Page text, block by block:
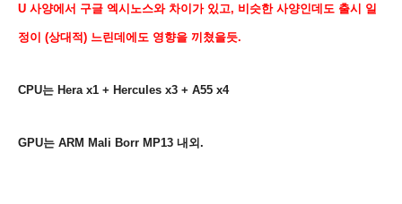
U 사양에서 구글 엑시노스와 차이가 있고, 비슷한 사양인데도 출시 일
정이 (상대적) 느린데에도 영향을 끼쳤을듯.
CPU는 Hera x1 + Hercules x3 + A55 x4
GPU는 ARM Mali Borr MP13 내외.